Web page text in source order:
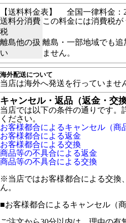
【送料料金表】
全国一律料金：
送料分消費
税
この料金には消費税が
離島他の扱
い
離島・一部地域でも追
ません。
海外配送について
当店は海外へ発送を行っていませ
キャンセル・返品（返金・交
当店では以下の条件の通りです。
ください。
お客様都合によるキャンセル（商
お客様都合による返金
お客様都合による交換
商品等の不具合による返金
商品等の不具合による交換
※当店ではお客様都合による交換
ん。
■お客様都合によるキャンセル（商